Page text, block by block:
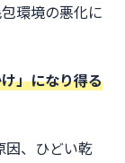
環境の悪化に
」になり得る
因、ひどい乾